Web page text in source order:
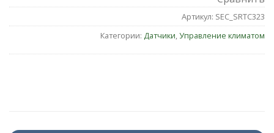
Артикул: SEC_SRTC323
Категории: Датчики,Управление климатом